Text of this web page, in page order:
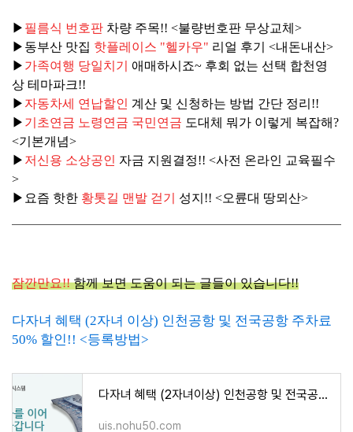
▶ 필름식 번호판 차량 주목!! <불량번호판 무상교체>
▶ 동부산 맛집 핫플레이스 "헬카우" 리얼 후기 <내돈내산>
▶ 가족여행 당일치기
애매하시죠~ 후회 없는 선택 합천영
상 테마파크!!
▶ 자동차세 연납할인 계산 및 신청하는 방법 간단 정리!!
▶ 기초연금 노령연금 국민연금 도대체 뭐가 이렇게 복잡해?
<기본개념>
▶ 저신용 소상공인 자금 지원결정!! <사전 온라인 교육필수
>
▶요즘 핫한 황톳길 맨발 걷기 성지!! <오륜대 땅뫼산>
잠깐만요!!함께 보면 도움이 되는 글들이 있습니다!!
다자녀 혜택 (2자녀 이상) 인천공항 및 전국공항 주차료
50% 할인!! <등록방법>
다자녀 혜택 (2자녀이상) 인천공항 및 전국공항 주차료 50%할인!! <등록방법>
uis.nohu50.com